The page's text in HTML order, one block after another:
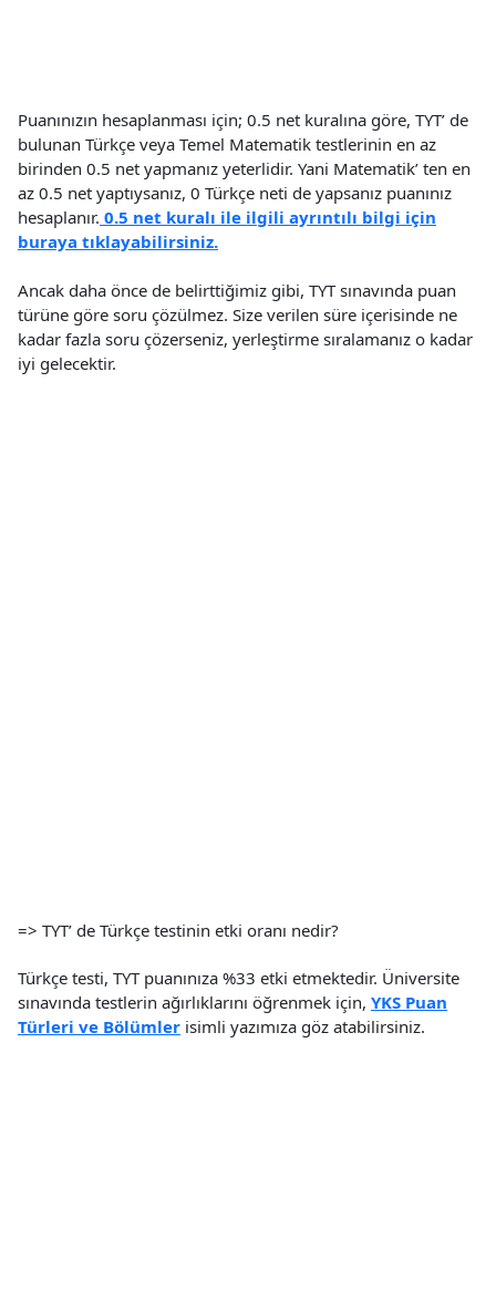
Puanınızın hesaplanması için; 0.5 net kuralına göre, TYT’ de
bulunan Türkçe veya Temel Matematik testlerinin en az
birinden 0.5 net yapmanız yeterlidir. Yani Matematik’ ten en
az 0.5 net yaptıysanız, 0 Türkçe neti de yapsanız puanınız
hesaplanır. 0.5 net kuralı ile ilgili ayrıntılı bilgi için
buraya tıklayabilirsiniz.
Ancak daha önce de belirttiğimiz gibi, TYT sınavında puan
türüne göre soru çözülmez. Size verilen süre içerisinde ne
kadar fazla soru çözerseniz, yerleştirme sıralamanız o kadar
iyi gelecektir.
=> TYT’ de Türkçe testinin etki oranı nedir?
Türkçe testi, TYT puanınıza %33 etki etmektedir. Üniversite
sınavında testlerin ağırlıklarını öğrenmek için, YKS Puan
Türleri ve Bölümler isimli yazımıza göz atabilirsiniz.